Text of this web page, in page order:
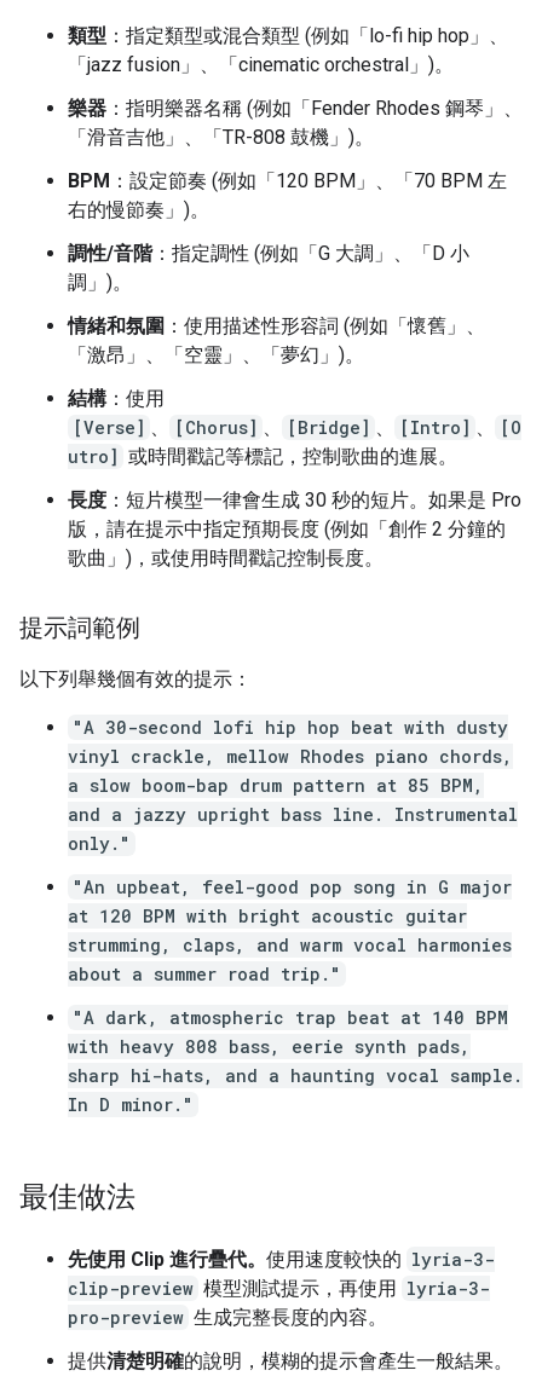
類型 ：指定類型或混合類型 (例如「lo-fi hip hop」、
「jazz fusion」、「cinematic orchestral」)。
樂器 ：指明樂器名稱 (例如「Fender Rhodes 鋼琴」、
「滑音吉他」、「TR-808 鼓機」)。
BPM ：設定節奏 (例如「120 BPM」、「70 BPM 左
右的慢節奏」)。
調性/音階：指定調性 (例如「G 大調」、「D 小
調」)。
情緒和氛圍 ：使用描述性形容詞 (例如「懷舊」、
「激昂」、「空靈」、「夢幻」)。
結構 ：使用
[Verse] 、 [Chorus] 、 [Bridge] 、 [Intro] 、
[O
utro] 或時間戳記等標記，控制歌曲的進展。
長度 ：短片模型一律會生成 30 秒的短片。如果是 Pro
版，請在提示中指定預期長度 (例如「創作 2 分鐘的
歌曲」)，或使用時間戳記控制長度。
提示詞範例
以下列舉幾個有效的提示：
"A 30-second lofi hip hop beat with dusty
vinyl crackle, mellow Rhodes piano chords,
a slow boom-bap drum pattern at 85 BPM,
and a jazzy upright bass line. Instrumental
only."
"An upbeat, feel-good pop song in G major
at 120 BPM with bright acoustic guitar
strumming, claps, and warm vocal harmonies
about a summer road trip."
"A dark, atmospheric trap beat at 140 BPM
with heavy 808 bass, eerie synth pads,
sharp hi-hats, and a haunting vocal sample.
In D minor."
最佳做法
先使用 Clip 進行疊代。 使用速度較快的 lyria-3-
clip-preview 模型測試提示，再使用 lyria-3-
pro-preview 生成完整長度的內容。
提供清楚明確的說明，模糊的提示會產生一般結果。